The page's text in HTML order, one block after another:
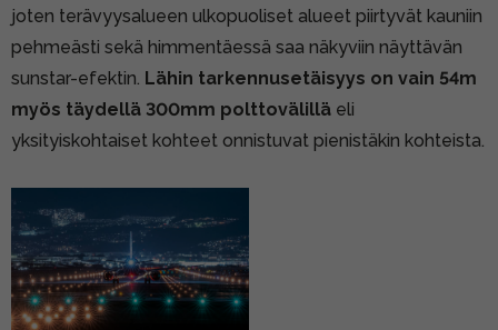
joten terävyysalueen ulkopuoliset alueet piirtyvät kauniin
pehmeästi sekä himmentäessä saa näkyviin näyttävän
sunstar-efektin. Lähin tarkennusetäisyys on vain 54m
myös täydellä 300mm polttovälillä eli
yksityiskohtaiset kohteet onnistuvat pienistäkin kohteista.